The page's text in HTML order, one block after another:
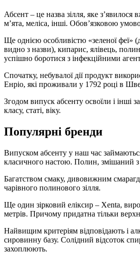
Абсент – це назва зілля, яке
м’ята, меліса, інші. Обов’язковою
Ще однією особливістю «зеленої феї»
видно з назви), кипарис, ялівець,
успішно боротися з інфекційними
Спочатку, небувалої дії продукт
Енріо, які проживали у 1792 році в
Згодом випуск абсенту освоїли і інші
класу, статі, віку.
Популярні бренди
Випуском абсенту у наш час
класичного настою. Полин, змішаний
Багатством смаку, дивовижним
чарівного полинового зілля.
Ще один зірковий еліксир – Xenta,
метрів. Причому придатна тільки
Найвищим критеріям відповідають і
сировинну базу. Солідний відсоток
захоплюють.